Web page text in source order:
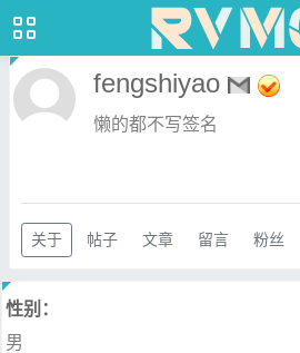
fengshiyao
懒的都不写签名
关于 帖子 文章 留言 粉丝
性别：
男